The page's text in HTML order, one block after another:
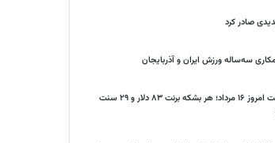
صادر کرد
سه‌ساله ورزش ایران و آذربایجان
قیمت جهانی نفت امروز ۱۶ مرداد؛ هر بشکه برنت ۸۳ دلار و ۲۹ سنت